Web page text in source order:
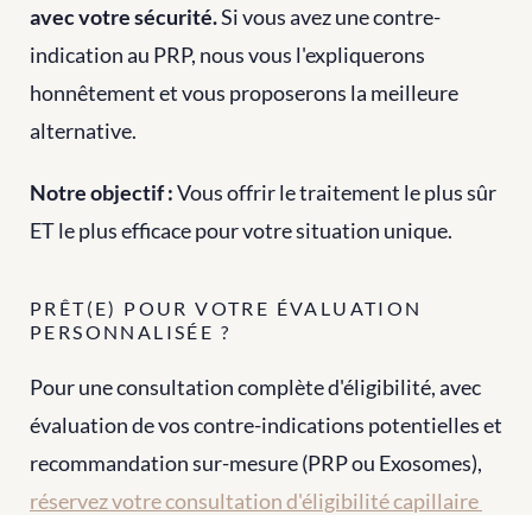
avec votre sécurité. Si vous avez une contre-
indication au PRP, nous vous l'expliquerons
honnêtement et vous proposerons la meilleure
alternative.
Notre objectif : Vous offrir le traitement le plus sûr
ET le plus efficace pour votre situation unique.
PRÊT(E) POUR VOTRE ÉVALUATION
PERSONNALISÉE ?
Pour une consultation complète d'éligibilité, avec
évaluation de vos contre-indications potentielles et
réservez votre consultation d'éligibilité capillaire